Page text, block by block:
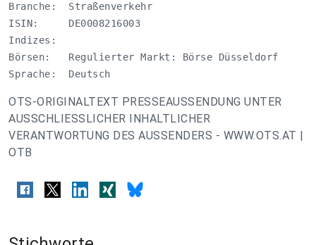
Branche:  Straßenverkehr
ISIN:     DE0008216003
Indizes:
Börsen:   Regulierter Markt: Börse Düsseldorf
Sprache:  Deutsch
OTS-ORIGINALTEXT PRESSEAUSSENDUNG UNTER
AUSSCHLIESSLICHER INHALTLICHER
VERANTWORTUNG DES AUSSENDERS - WWW.OTS.AT |
OTB